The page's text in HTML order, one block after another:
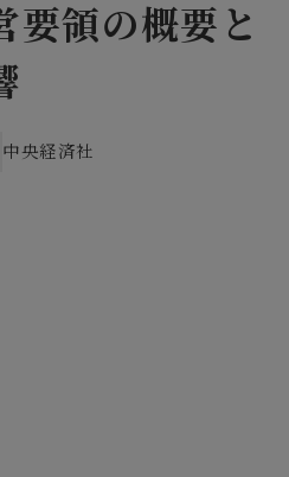
要領の概要と
中央経済社